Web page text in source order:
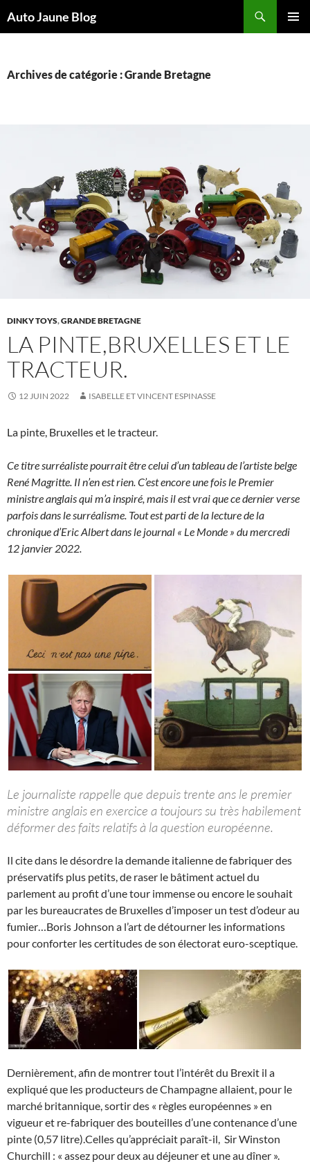
Auto Jaune Blog
Archives de catégorie : Grande Bretagne
DINKY TOYS,GRANDE BRETAGNE
LA PINTE,BRUXELLES ET LE
TRACTEUR.
12 JUIN 2022 ISABELLE ET VINCENT ESPINASSE
La pinte, Bruxelles et le tracteur.
Ce titre surréaliste pourrait être celui d’un tableau de l’artiste belge
René Magritte. Il n’en est rien. C’est encore une fois le Premier
ministre anglais qui m’a inspiré, mais il est vrai que ce dernier verse
parfois dans le surréalisme. Tout est parti de la lecture de la
chronique d’Eric Albert dans le journal « Le Monde » du mercredi
12 janvier 2022.
Le journaliste rappelle que depuis trente ans le premier
ministre anglais en exercice a toujours su très habilement
déformer des faits relatifs à la question européenne.
Il cite dans le désordre la demande italienne de fabriquer des
préservatifs plus petits, de raser le bâtiment actuel du
parlement au profit d’une tour immense ou encore le souhait
par les bureaucrates de Bruxelles d’imposer un test d’odeur au
fumier…Boris Johnson a l’art de détourner les informations
pour conforter les certitudes de son électorat euro-sceptique.
Dernièrement, afin de montrer tout l’intérêt du Brexit il a
expliqué que les producteurs de Champagne allaient, pour le
marché britannique, sortir des « règles européennes » en
vigueur et re-fabriquer des bouteilles d’une contenance d’une
pinte (0,57 litre).Celles qu’appréciait paraît-il, Sir Winston
Churchill : « assez pour deux au déjeuner et une au dîner ».